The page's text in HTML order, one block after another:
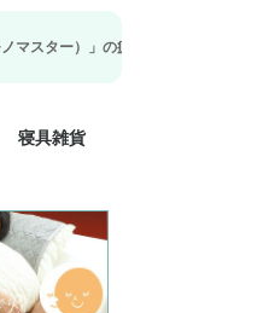
復・睡眠の向上特集に当社のリカバ
ンのサイズ
ン
アーカーテン
ズニーカーテ
ーミンカーテ
ピーナツカー
スヌーピ
寝具雑貨
美容・化粧品
シルク寝具・雑貨
HURONテクノロジー リ
カバリー寝具
ソファカバー
ひざ掛け
パジャマ
クッション
玄関・フロアーマット
ペット用ベッド
インテリア
その他寝具雑貨